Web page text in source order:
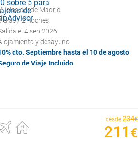
desde Madrid
días / 2 noches
el 4 sep 2026
y desayuno
dto. Septiembre hasta el 10 de agosto
de Viaje Incluido
desde 234€
211 €